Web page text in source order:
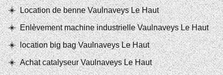
Location de benne Vaulnaveys Le Haut
Enlèvement machine industrielle Vaulnaveys Le Haut
location big bag Vaulnaveys Le Haut
Achat catalyseur Vaulnaveys Le Haut